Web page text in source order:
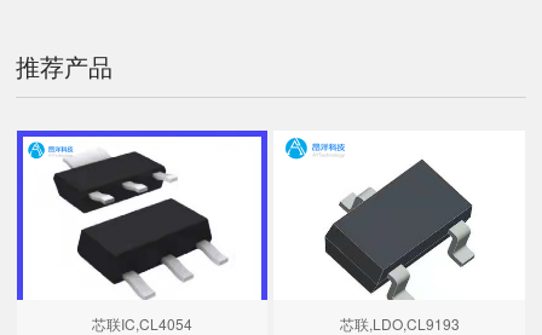
推荐产品
芯联IC,CL4054 芯联,LDO,CL9193